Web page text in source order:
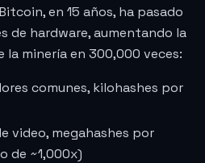
en 15 años, ha pasado
de hardware, aumentando la
minería en 300,000 veces:
comunes, kilohashes por
video, megahashes por
de ~1,000x)